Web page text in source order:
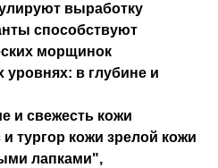
выработку
способствуют
морщинок
уровнях: в глубине и
и свежесть кожи
тургор кожи зрелой кожи
лапками",